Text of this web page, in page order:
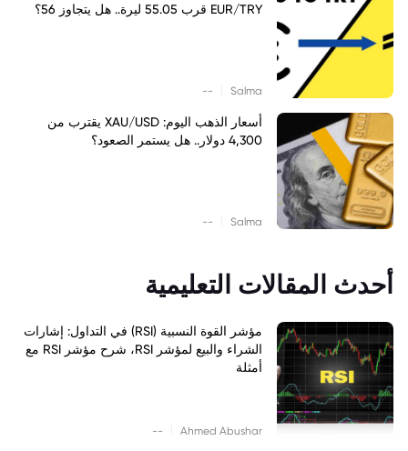
EUR/TRY قرب 55.05 ليرة.. هل يتجاوز 56؟
Salma
--
أسعار الذهب اليوم: XAU/USD يقترب من
4,300 دولار.. هل يستمر الصعود؟
Salma
--
أحدث المقالات التعليمية
مؤشر القوة النسبية (RSI) في التداول: إشارات
الشراء والبيع لمؤشر RSI، شرح مؤشر RSI مع
أمثلة
Ahmed Abushar
--